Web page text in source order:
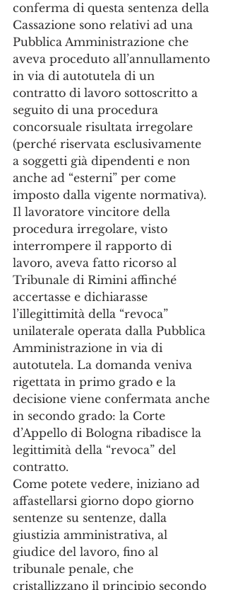
conferma di questa sentenza della
Cassazione sono relativi ad una
Pubblica Amministrazione che
aveva proceduto all’annullamento
in via di autotutela di un
contratto di lavoro sottoscritto a
seguito di una procedura
concorsuale risultata irregolare
(perché riservata esclusivamente
a soggetti già dipendenti e non
anche ad “esterni” per come
imposto dalla vigente normativa).
Il lavoratore vincitore della
procedura irregolare, visto
interrompere il rapporto di
lavoro, aveva fatto ricorso al
Tribunale di Rimini affinché
accertasse e dichiarasse
l’illegittimità della “revoca”
unilaterale operata dalla Pubblica
Amministrazione in via di
autotutela. La domanda veniva
rigettata in primo grado e la
decisione viene confermata anche
in secondo grado: la Corte
d’Appello di Bologna ribadisce la
legittimità della “revoca” del
contratto.
Come potete vedere, iniziano ad
affastellarsi giorno dopo giorno
sentenze su sentenze, dalla
giustizia amministrativa, al
giudice del lavoro, fino al
tribunale penale, che
cristallizzano il principio secondo